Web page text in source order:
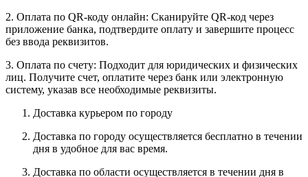
2. Оплата по QR-коду онлайн: Сканируйте QR-код через
приложение банка, подтвердите оплату и завершите процесс
без ввода реквизитов.
3. Оплата по счету: Подходит для юридических и физических
лиц. Получите счет, оплатите через банк или электронную
систему, указав все необходимые реквизиты.
Доставка курьером по городу
Доставка по городу осуществляется бесплатно в течении
дня в удобное для вас время.
Доставка по области осуществляется в течении дня в